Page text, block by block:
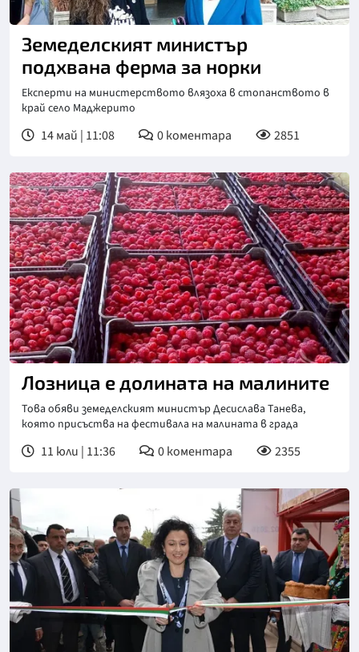
Земеделският министър
подхвана ферма за норки
Експерти на министерството влязоха в стопанството в
край село Маджерито
14 май | 11:08 0коментара 2851
Лозница е долината на малините
Това обяви земеделският министър Десислава Танева,
която присъства на фестивала на малината в града
11 юли | 11:36 0коментара 2355